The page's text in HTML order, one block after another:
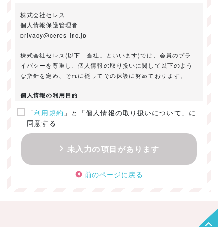
株式会社セレス
個人情報保護管理者
privacy@ceres-inc.jp
株式会社セレス(以下「当社」といいます)では、会員のプラ
イバシーを尊重し、個人情報の取り扱いに関して以下のよう
な指針を定め、それに従ってその保護に努めております。
個人情報の利用目的
ご提供いただきました個人情報は、以下のためにのみ利用い
たします。
・お問い合わせに対する回答及び資料送付のご連絡
・当社のお客様向けサービスの提供
・本人確認
・サービスの開発・改善のための分析
「利用規約 」と「個人情報の取り扱いについて」に
同意する
未入力の項目があります
前のページに戻る